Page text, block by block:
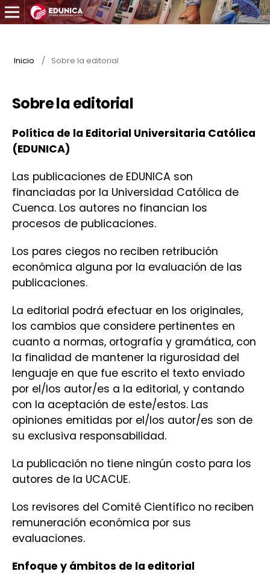
Inicio / Sobre la editorial
Sobre la editorial
Política de la Editorial Universitaria Católica
(EDUNICA)
Las publicaciones de EDUNICA son
financiadas por la Universidad Católica de
Cuenca. Los autores no financian los
procesos de publicaciones.
Los pares ciegos no reciben retribución
económica alguna por la evaluación de las
publicaciones.
La editorial podrá efectuar en los originales,
los cambios que considere pertinentes en
cuanto a normas, ortografía y gramática, con
la finalidad de mantener la rigurosidad del
lenguaje en que fue escrito el texto enviado
por el/los autor/es a la editorial, y contando
con la aceptación de este/estos. Las
opiniones emitidas por el/los autor/es son de
su exclusiva responsabilidad.
La publicación no tiene ningún costo para los
autores de la UCACUE.
Los revisores del Comité Científico no reciben
remuneración económica por sus
evaluaciones.
Enfoque y ámbitos de la editorial